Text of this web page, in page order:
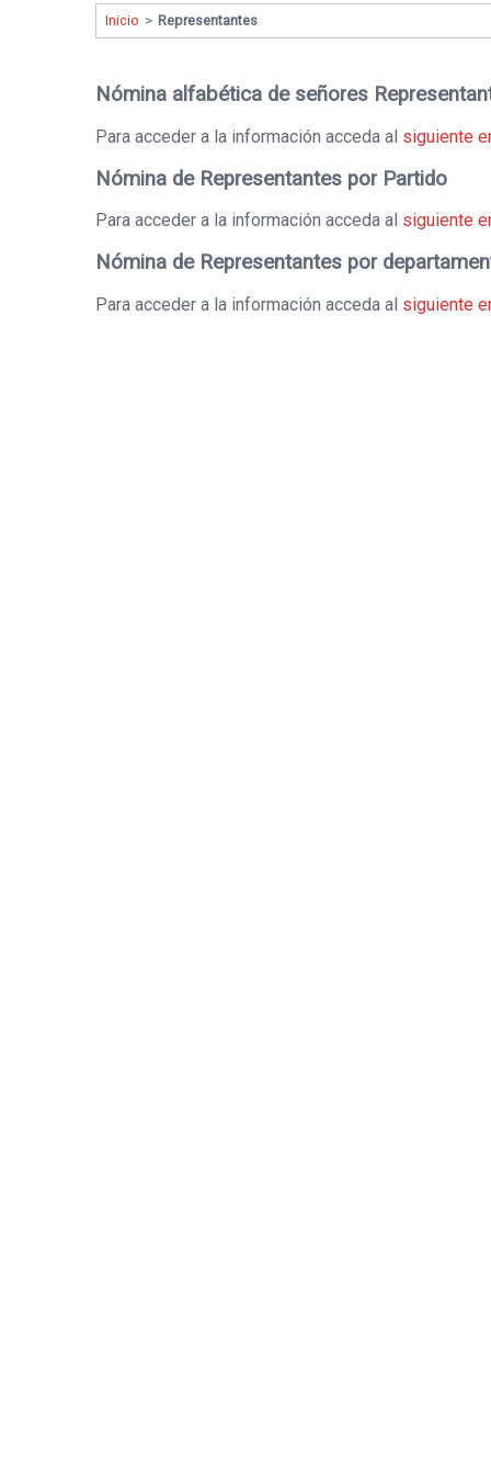
Inicio > Representantes
Nómina alfabética de señores
Para acceder a la información acceda al siguiente
Nómina de Representantes por Partido
Para acceder a la información acceda al siguiente
Nómina de Representantes por
Para acceder a la información acceda al siguiente